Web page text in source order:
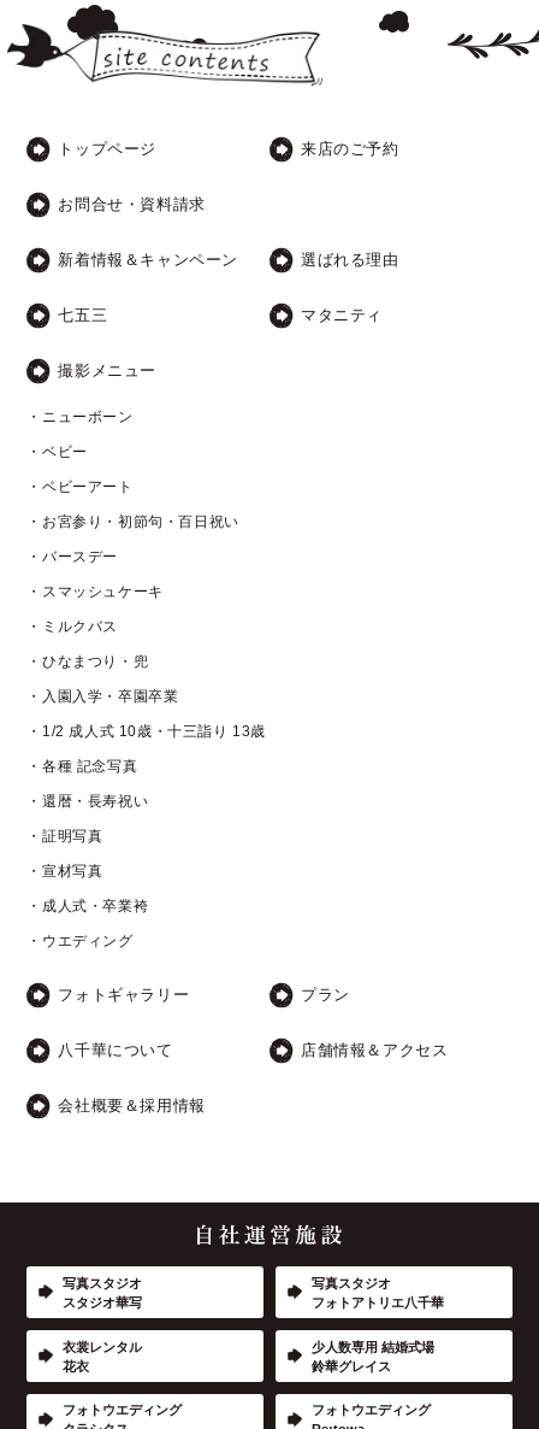
トップページ 来店のご予約
お問合せ・資料請求
新着情報＆キャンペーン 選ばれる理由
七五三 マタニティ
撮影メニュー
・ニューボーン
・ベビー
・ベビーアート
・お宮参り・初節句・百日祝い
・バースデー
・スマッシュケーキ
・ミルクバス
・ひなまつり・兜
・入園入学・卒園卒業
・1/2 成人式 10歳・十三詣り 13歳
・各種 記念写真
・還暦・長寿祝い
・証明写真
・宣材写真
・成人式・卒業袴
・ウエディング
フォトギャラリー プラン
八千華について 店舗情報＆アクセス
会社概要＆採用情報
写真スタジオ
スタジオ華写
写真スタジオ
フォトアトリエ八千華
衣裳レンタル
花衣
少人数専用 結婚式場
鈴華グレイス
フォトウエディング
フォトウエディング